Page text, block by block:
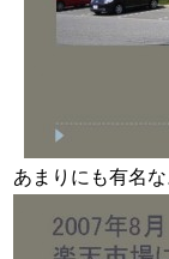
あまりにも有名